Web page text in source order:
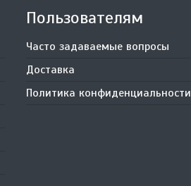
Пользователям
Часто задаваемые вопросы
Доставка
Политика конфиденциальности